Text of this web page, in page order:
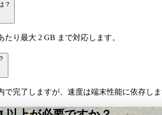
？
たり最大 2 GB まで対応します。
で完了しますが、速度は端末性能に依存しま